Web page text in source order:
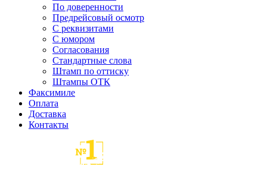
По доверенности
Предрейсовый осмотр
С реквизитами
С юмором
Согласования
Стандартные слова
Штамп по оттиску
Штампы ОТК
Факсимиле
Оплата
Доставка
Контакты